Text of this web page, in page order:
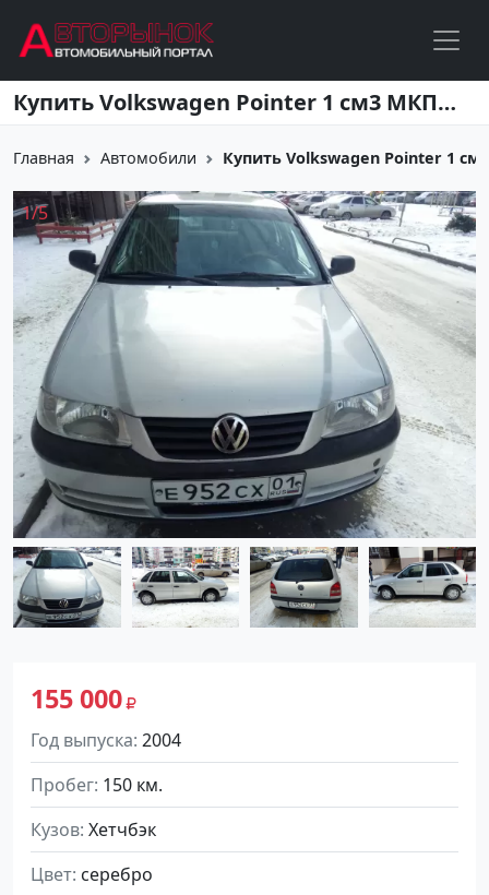
Перейти к основному содержанию Купить Volkswagen Pointer 1 см3 МКПП (67 л.с.) Бензин инжектор в Краснодар: цвет серебро Хетчбэк 2004 года по цене 155000 рублей, объявление №11934 на сайте Авторынок23
Главная Автомобили Купить Volkswagen Pointer 1
155 000
Год выпуска 2004
Пробег 150 км.
Кузов Хетчбэк
Цвет серебро
1/5